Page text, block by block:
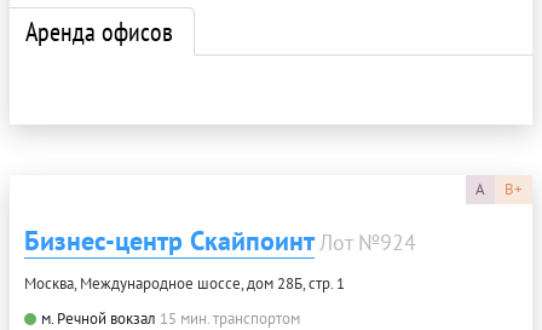
Аренда офисов
A B+
Бизнес-центр СкайпоинтЛот №924
Москва, Международное шоссе, дом 28Б, стр. 1
м. Речной вокзал 15 мин. транспортом